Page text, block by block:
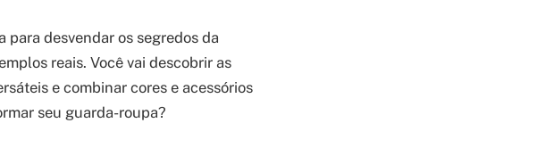
desvendar os segredos da
reais. Você vai descobrir as
e combinar cores e acessórios
seu guarda-roupa?